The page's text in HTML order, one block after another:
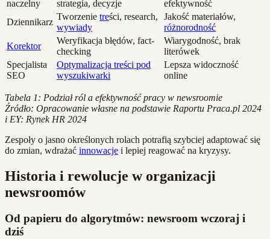
naczelny strategia, decyzje
efektywność
Dziennikarz
Tworzenie treści, research,
wywiady
Jakość materiałów,
różnorodność
Korektor
Weryfikacja błędów, fact-
checking
Wiarygodność, brak
literówek
Specjalista
SEO
Optymalizacja treści pod
wyszukiwarki
Lepsza widoczność
online
Tabela 1: Podział ról a efektywność pracy w newsroomie
Źródło: Opracowanie własne na podstawie Raportu Praca.pl 2024
i EY: Rynek HR 2024
Zespoły o jasno określonych rolach potrafią szybciej adaptować się
do zmian, wdrażać innowacje i lepiej reagować na kryzysy.
Historia i rewolucje w organizacji
newsroomów
Od papieru do algorytmów: newsroom wczoraj i
dziś